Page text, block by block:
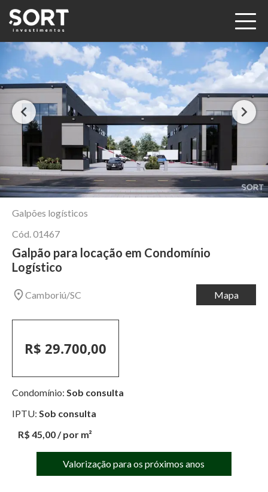
Galpões logísticos
Cód.01467
Galpão para locação em Condomínio
Logístico
Camboriú/SC Mapa
R$ 29.700,00
Condomínio: Sob consulta
IPTU: Sob consulta
R$ 45,00 / por m²
Valorização para os próximos anos